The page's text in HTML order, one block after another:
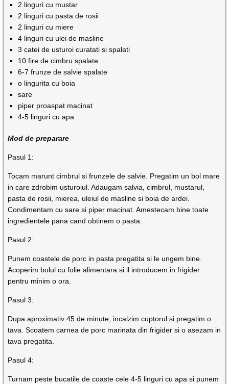
2 linguri cu mustar
2 linguri cu pasta de rosii
2 linguri cu miere
4 linguri cu ulei de masline
3 catei de usturoi curatati si spalati
10 fire de cimbru spalate
6-7 frunze de salvie spalate
o lingurita cu boia
sare
piper proaspat macinat
4-5 linguri cu apa
Mod de preparare
Pasul 1:
Tocam marunt cimbrul si frunzele de salvie. Pregatim un bol mare
in care zdrobim usturoiul. Adaugam salvia, cimbrul, mustarul,
pasta de rosii, mierea, uleiul de masline si boia de ardei.
Condimentam cu sare si piper macinat. Amestecam bine toate
ingredientele pana cand obtinem o pasta.
Pasul 2:
Punem coastele de porc in pasta pregatita si le ungem bine.
Acoperim bolul cu folie alimentara si il introducem in frigider
pentru minim o ora.
Pasul 3:
Dupa aproximativ 45 de minute, incalzim cuptorul si pregatim o
tava. Scoatem carnea de porc marinata din frigider si o asezam in
tava pregatita.
Pasul 4:
Turnam peste bucatile de coaste cele 4-5 linguri cu apa si punem